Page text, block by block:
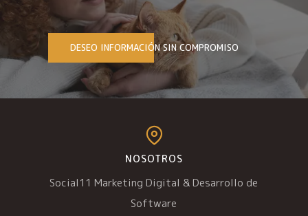
DESEO INFORMACIÓN SIN COMPROMISO
NOSOTROS
Social11 Marketing Digital & Desarrollo de
Software